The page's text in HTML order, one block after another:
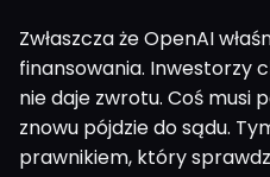
Zwłaszcza że OpenAI
finansowania. Inwestorzy
nie daje zwrotu. Coś musi
znowu pójdzie do sądu.
prawnikiem, który